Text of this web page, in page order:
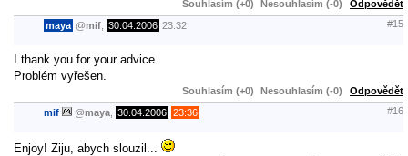
Souhlasím (+0) Nesouhlasím (-0) Odpovědět
maya @mif 30.04.2006 23:32 #15
I thank you for your advice.
Problém vyřešen.
Souhlasím (+0) Nesouhlasím (-0) Odpovědět
mif @maya 30.04.2006 23:36 #16
Enjoy! Ziju, abych slouzil...